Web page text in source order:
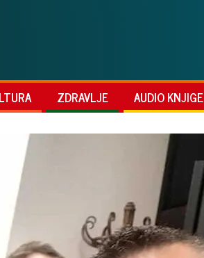
ZDRAVLJE AUDIO KNJIGE